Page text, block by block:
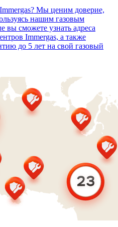
Мы ценим доверие,
нашим газовым
вы сможете узнать адреса
Immergas, а также
до 5 лет на свой газовый